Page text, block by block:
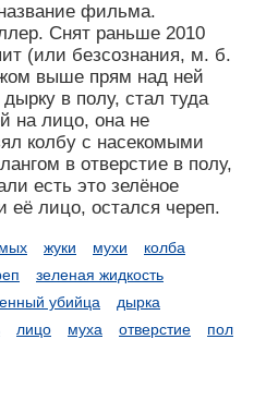
фильма.
Снят раньше 2010
(или безсознания, м. б.
выше прям над ней
в полу, стал туда
на лицо, она не
колбу с насекомыми
в отверстие в полу,
есть это зелёное
её лицо, остался череп.
жуки мухи
колба
зеленая жидкость
убийца
дырка
лицо муха отверстие
пол